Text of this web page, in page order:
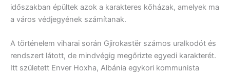
időszakban épültek azok a karakteres kőházak, amelyek ma
a város védjegyének számítanak.
A történelem viharai során Gjirokastër számos uralkodót és
rendszert látott, de mindvégig megőrizte egyedi karakterét.
Itt született Enver Hoxha, Albánia egykori kommunista